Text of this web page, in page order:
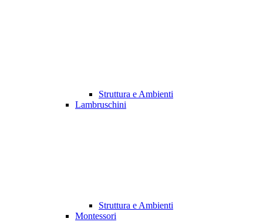
Struttura e Ambienti
Lambruschini
Struttura e Ambienti
Montessori